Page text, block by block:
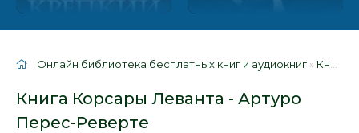
Онлайн библиотека бесплатных книг и аудиокниг » Книги
Книга Корсары Леванта - Артуро
Перес-Реверте